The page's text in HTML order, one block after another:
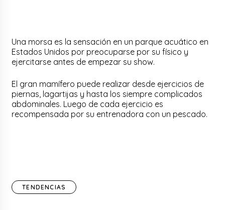
Una morsa es la sensación en un parque acuático en
Estados Unidos por preocuparse por su físico y
ejercitarse antes de empezar su show.
El gran mamífero puede realizar desde ejercicios de
piernas, lagartijas y hasta los siempre complicados
abdominales. Luego de cada ejercicio es
recompensada por su entrenadora con un pescado.
TENDENCIAS